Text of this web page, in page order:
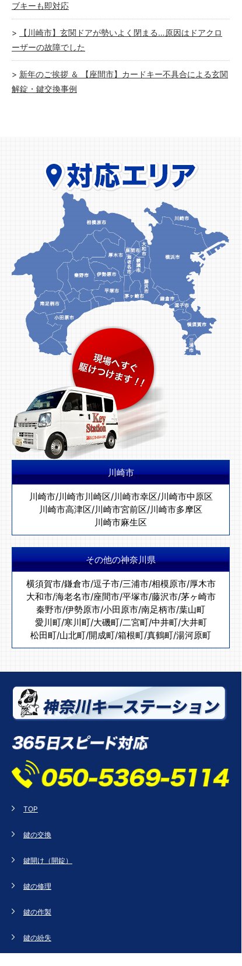
ブキーも即対応
【川崎市】玄関ドアが勢いよく閉まる…原因はドアクロ
ーザーの故障でした
新年のご挨拶 ＆ 【座間市】カードキー不具合による玄関
解錠・鍵交換事例
川崎市
川崎市/川崎市川崎区/川崎市幸区/川崎市中原区
川崎市高津区/川崎市宮前区/川崎市多摩区
川崎市麻生区
その他の神奈川県
横須賀市/鎌倉市/逗子市/三浦市/相模原市/厚木市
大和市/海老名市/座間市/平塚市/藤沢市/茅ヶ崎市
秦野市/伊勢原市/小田原市/南足柄市/葉山町
愛川町/寒川町/大磯町/二宮町/中井町/大井町
松田町/山北町/開成町/箱根町/真鶴町/湯河原町
TOP
鍵の交換
鍵開け（開錠）
鍵の修理
鍵の作製
鍵の紛失